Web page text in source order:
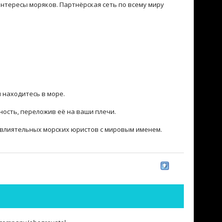
моряков. Партнёрская сеть по всему миру
в море.
переложив её на ваши плечи.
морских юристов с мировым именем.